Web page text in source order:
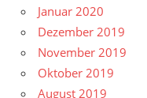
Januar 2020
Dezember 2019
November 2019
Oktober 2019
August 2019